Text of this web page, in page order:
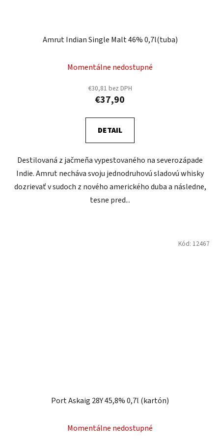
Amrut Indian Single Malt 46% 0,7l(tuba)
Momentálne nedostupné
€30,81 bez DPH
€37,90
DETAIL
Destilovaná z jačmeňa vypestovaného na severozápade
Indie. Amrut necháva svoju jednodruhovú sladovú whisky
dozrievať v sudoch z nového amerického duba a následne,
tesne pred...
Port Askaig 28Y 45,8% 0,7l (kartón)
Momentálne nedostupné
Kód: 12467